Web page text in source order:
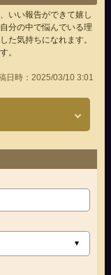
いい報告ができて嬉し
分の中で悩んでいる理
た気持ちになれます。
。
日時：2025/03/10 3:01